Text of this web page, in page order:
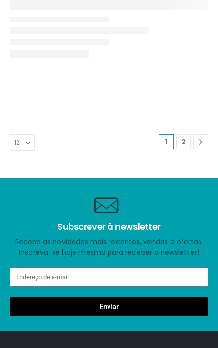
1 2
Subscrever à newsletter
Receba as novidades mais recentes, vendas e ofertas.
Inscreva-se hoje mesmo para receber a newsletter!
Enviar